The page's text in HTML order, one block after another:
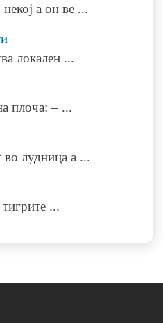
а он ве ...
локален ...
плоча: – ...
во лудница а ...
...